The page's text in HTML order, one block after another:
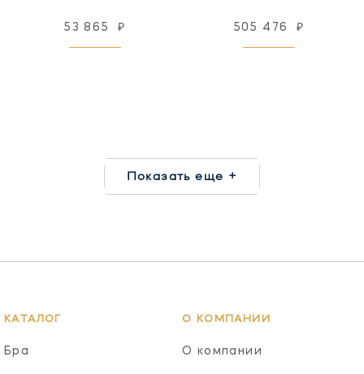
53 865 ₽ 505 476 ₽
Показать еще +
КАТАЛОГ
Бра
О КОМПАНИИ
О компании